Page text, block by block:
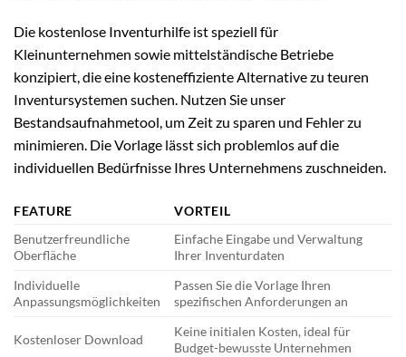
Die kostenlose Inventurhilfe ist speziell für
Kleinunternehmen sowie mittelständische Betriebe
konzipiert, die eine kosteneffiziente Alternative zu teuren
Inventursystemen suchen. Nutzen Sie unser
Bestandsaufnahmetool, um Zeit zu sparen und Fehler zu
minimieren. Die Vorlage lässt sich problemlos auf die
individuellen Bedürfnisse Ihres Unternehmens zuschneiden.
FEATURE
VORTEIL
Benutzerfreundliche
Oberfläche
Einfache Eingabe und Verwaltung
Ihrer Inventurdaten
Individuelle
Anpassungsmöglichkeiten
Passen Sie die Vorlage Ihren
spezifischen Anforderungen an
Kostenloser Download
Keine initialen Kosten, ideal für
Budget-bewusste Unternehmen